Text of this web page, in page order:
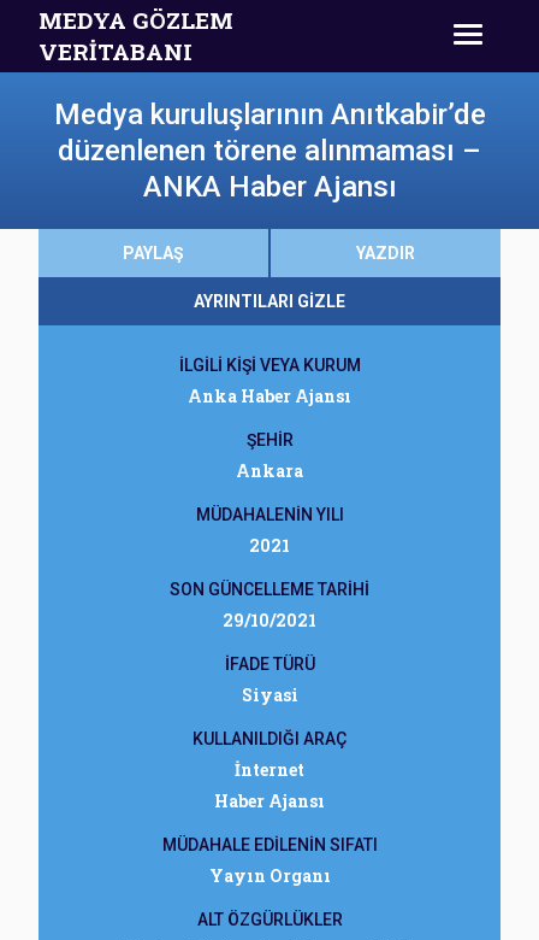
MEDYA GÖZLEM
VERİTABANI
Medya kuruluşlarının Anıtkabir’de
düzenlenen törene alınmaması –
ANKA Haber Ajansı
PAYLAŞ YAZDIR
AYRINTILARI GİZLE
İLGİLİ KİŞİ VEYA KURUM
Anka Haber Ajansı
ŞEHİR
Ankara
MÜDAHALENİN YILI
2021
SON GÜNCELLEME TARİHİ
29/10/2021
İFADE TÜRÜ
Siyasi
KULLANILDIĞI ARAÇ
İnternet
Haber Ajansı
MÜDAHALE EDİLENİN SIFATI
Yayın Organı
ALT ÖZGÜRLÜKLER